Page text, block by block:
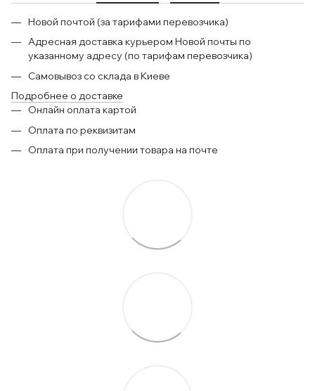
Новой почтой (за тарифами перевозчика)
Адресная доставка курьером Новой почты по
указанному адресу (по тарифам перевозчика)
Самовывоз со склада в Киеве
Подробнее о доставке
Онлайн оплата картой
Оплата по реквизитам
Оплата при получении товара на почте